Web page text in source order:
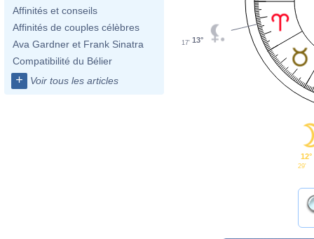
Affinités et conseils
Affinités de couples célèbres
Ava Gardner et Frank Sinatra
Compatibilité du Bélier
+ Voir tous les articles
13°
17'
12°
29'